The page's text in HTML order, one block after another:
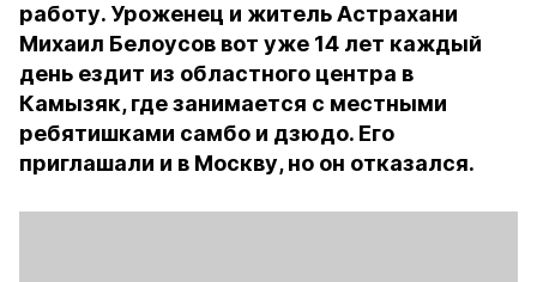
работу. Уроженец и житель Астрахани
Михаил Белоусов вот уже 14 лет каждый
день ездит из областного центра в
Камызяк, где занимается с местными
ребятишками самбо и дзюдо. Его
приглашали и в Москву, но он отказался.